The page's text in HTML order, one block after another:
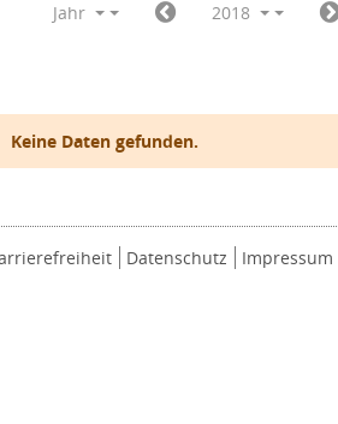
Jahr 2018
Keine Daten gefunden.
Datenschutz Impressum